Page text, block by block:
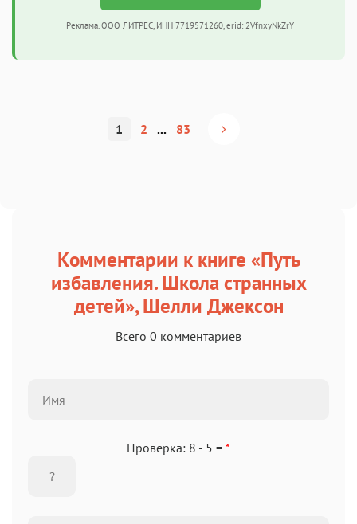
Реклама. ООО ЛИТРЕС, ИНН 7719571260, erid: 2VfnxyNkZrY
1 2 ... 83
Комментарии к книге «Путь
избавления. Школа странных
детей», Шелли Джексон
Всего 0 комментариев
Проверка: 8 - 5 = *